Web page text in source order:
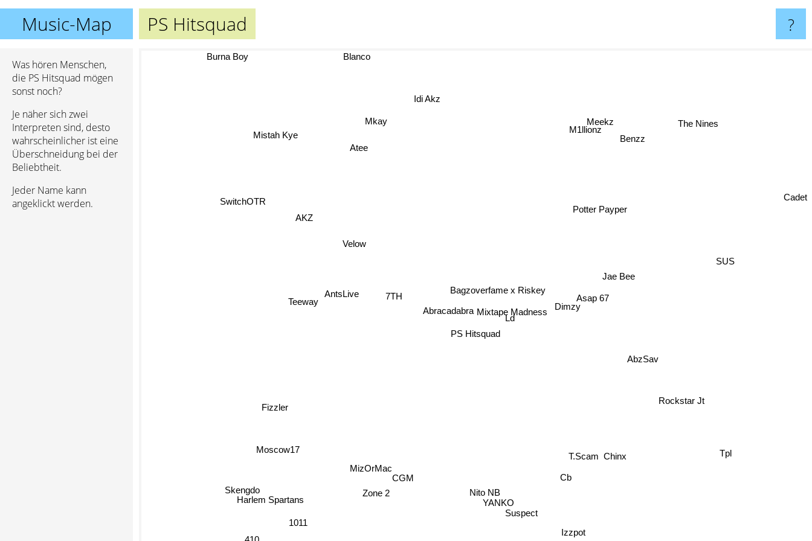
Music-Map PS Hitsquad ?
Was hören Menschen,
die PS Hitsquad mögen
sonst noch?
Je näher sich zwei
Interpreten sind, desto
wahrscheinlicher ist eine
Überschneidung bei der
Beliebtheit.
Jeder Name kann
angeklickt werden.
PS Hitsquad
Bagzoverfame x Riskey
Mixtape Madness
Ld
Abracadabra
Dimzy
7TH
Jae Bee
T.Scam
AntsLive
AbzSav
Cb
CGM
Teeway
Zone 2
YANKO
MizOrMac
Nito NB
M1llionz
Atee
Suspect
SUS
Benzz
Mkay
Harlem Spartans
Skengdo
Potter Payper
Meekz
Idi Akz
Fizzler
SwitchOTR
Izzpot
1011
The Nines
Moscow17
Cadet
Blanco
Burna Boy